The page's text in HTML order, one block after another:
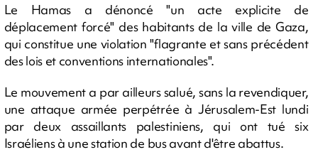
Le Hamas a dénoncé "un acte explicite de
déplacement forcé" des habitants de la ville de Gaza,
qui constitue une violation "flagrante et sans précédent
des lois et conventions internationales".
Le mouvement a par ailleurs salué, sans la revendiquer,
une attaque armée perpétrée à Jérusalem-Est lundi
par deux assaillants palestiniens, qui ont tué six
Israéliens à une station de bus avant d'être abattus.